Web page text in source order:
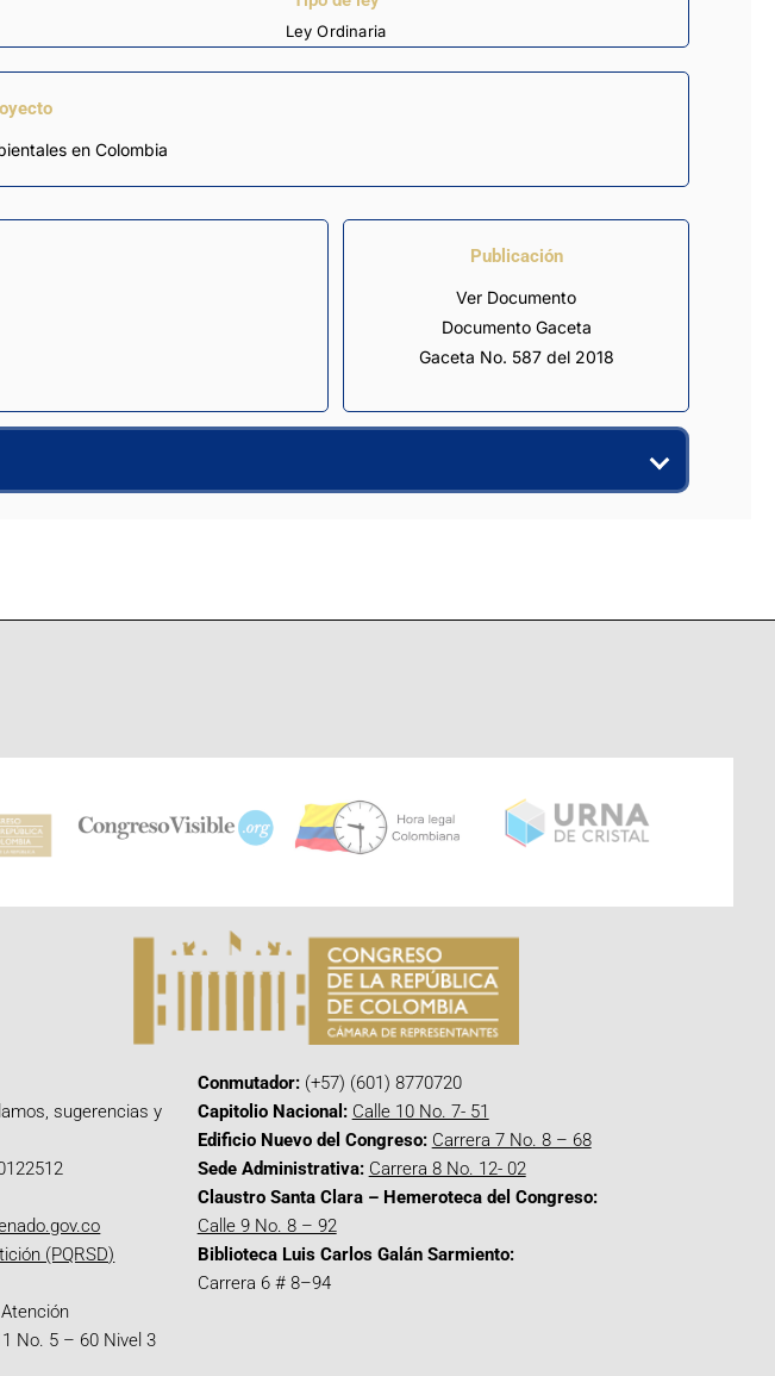
Ley Ordinaria
en Colombia
Publicación
Ver Documento
Documento Gaceta
Gaceta No. 587 del 2018
sugerencias y
(PQRSD)
No. 5 – 60 Nivel 3
Conmutador:(+57) (601) 8770720
Capitolio Nacional: Calle 10 No. 7- 51
Edificio Nuevo del Congreso: Carrera 7 No. 8 – 68
Sede Administrativa: Carrera 8 No. 12- 02
Claustro Santa Clara – Hemeroteca del Congreso:
Calle 9 No. 8 – 92
Biblioteca Luis Carlos Galán Sarmiento:
Carrera 6 # 8–94